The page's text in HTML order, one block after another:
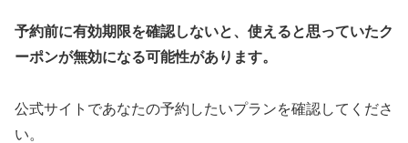
予約前に有効期限を確認しないと、使えると思っていたク
ーポンが無効になる可能性があります。
公式サイトであなたの予約したいプランを確認してくださ
い。